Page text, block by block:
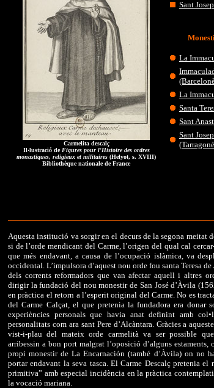
Carmelita descalç
Il·lustració de Figures pour l'Histoire des ordres
monastiques, religieux et militaires (Helyot, s. XVIII)
Bibliothèque nationale de France
Sant
La
La
Santa
Sant
Sant
Aquesta institució va sorgir en el decurs de la segona meitat
si de l’orde mendicant del Carme, l’origen del qual cal
que més endavant, a causa de l’ocupació islàmica, va
occidental. L’impulsora d’aquest nou orde fou santa Teresa de
dels corrents reformadors que van afectar aquell i altres
dirigir la fundació del nou monestir de San José d’Àvila
en pràctica el retorn a l’esperit original del Carme. No es
del Carme Calçat, el que pretenia la fundadora era donar
experiències personals que havia anat definint amb
personalitats com ara sant Pere d’Alcàntara. Gràcies a
vist-i-plau del mateix orde carmelità va ser possible
arribessin a bon port malgrat l’oposició d’alguns estaments,
propi monestir de La Encarnación (també d’Àvila) on no
portar endavant la seva tasca. El Carme Descalç pretenia el
primitiva” amb especial incidència en la pràctica
la vocació mariana.